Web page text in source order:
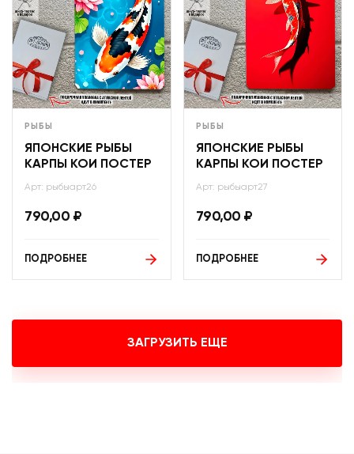
РЫБЫ
ЯПОНСКИЕ РЫБЫ
КАРПЫ КОИ ПОСТЕР
Арт: рыбыарт26
790,00 ₽
ПОДРОБНЕЕ
РЫБЫ
ЯПОНСКИЕ РЫБЫ
КАРПЫ КОИ ПОСТЕР
Арт: рыбыарт27
790,00 ₽
ПОДРОБНЕЕ
ЗАГРУЗИТЬ ЕЩЕ